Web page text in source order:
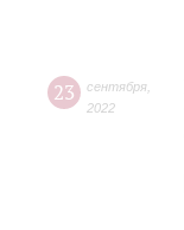
23 сентября
2022